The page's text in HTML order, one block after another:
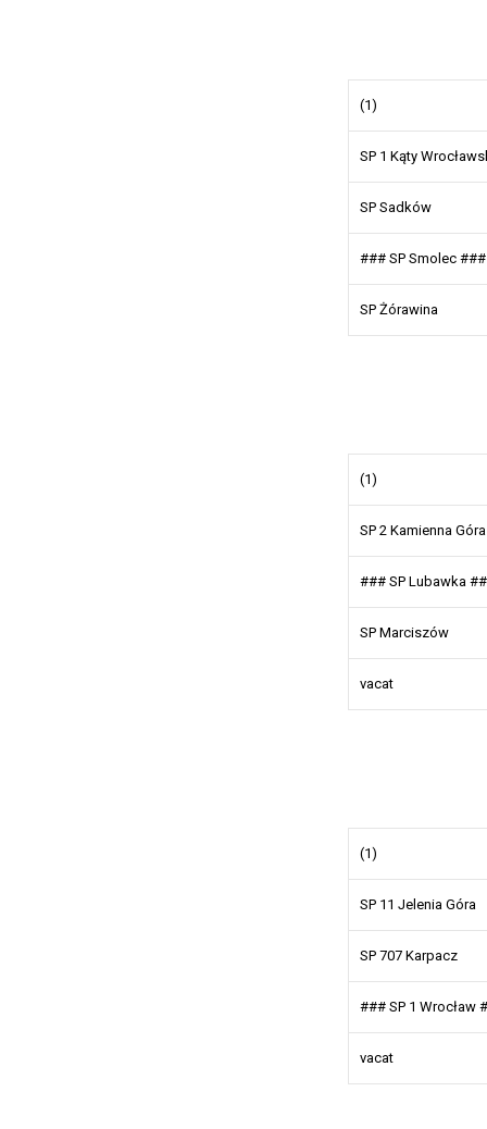
(1)
SP 1 Kąty
SP Sadków
### SP Smolec ###
SP Żórawina
(1)
SP 2 Kamienna Góra
### SP Lubawka
SP Marciszów
vacat
(1)
SP 11 Jelenia Góra
SP 707 Karpacz
### SP 1 Wrocław
vacat